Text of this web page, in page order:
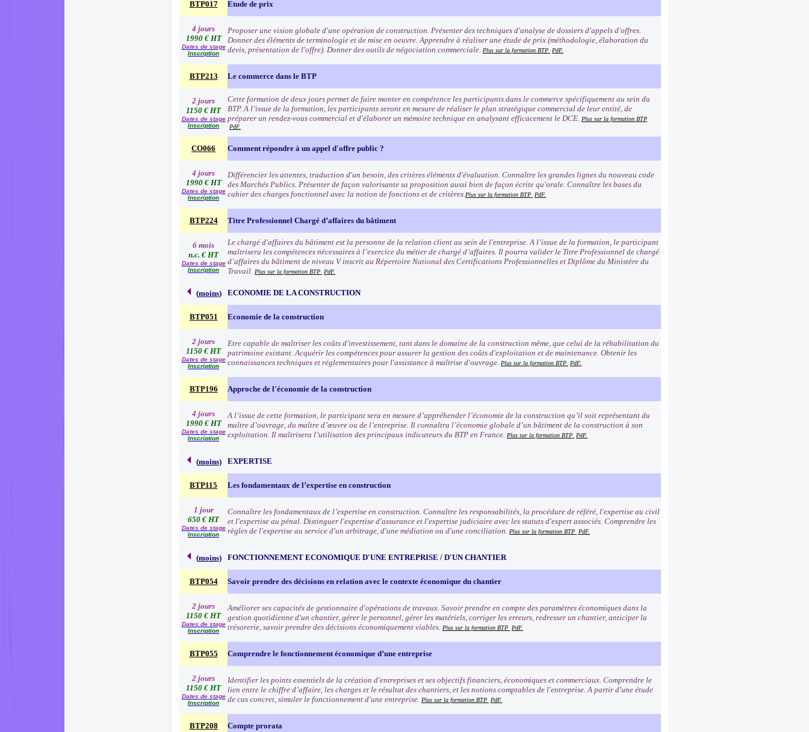
BTP017 Etude de prix
4 jours
1990 € HT
Dates de stage
Inscription
Proposer une vision globale d'une opération de construction. Présenter des techniques d'analyse de dossiers d'appels d'offres.
Donner des éléments de terminologie et de mise en oeuvre. Apprendre à réaliser une étude de prix (méthodologie, élaboration du
devis, présentation de l'offre). Donner des outils de négociation commerciale. Plus sur la formation BTP PdF.
BTP213 Le commerce dans le BTP
2 jours
1150 € HT
Dates de stage
Inscription
Cette formation de deux jours permet de faire monter en compétence les participants dans le commerce spécifiquement au sein du
BTP. A l’issue de la formation, les participants seront en mesure de réaliser le plan stratégique commercial de leur entité, de
préparer un rendez-vous commercial et d'élaborer un mémoire technique en analysant efficacement le DCE. Plus sur la formation BTP
PdF.
CO066 Comment répondre à un appel d'offre public ?
4 jours
1990 € HT
Dates de stage
Inscription
Différencier les attentes, traduction d'un besoin, des critères éléments d'évaluation. Connaître les grandes lignes du nouveau code
des Marchés Publics. Présenter de façon valorisante sa proposition aussi bien de façon écrite qu'orale. Connaître les bases du
cahier des charges fonctionnel avec la notion de fonctions et de critères.Plus sur la formation BTP PdF.
BTP224 Titre Professionnel Chargé d’affaires du bâtiment
6 mois
n.c. € HT
Dates de stage
Inscription
Le chargé d'affaires du bâtiment est la personne de la relation client au sein de l'entreprise. A l’issue de la formation, le participant
maîtrisera les compétences nécessaires à l’exercice du métier de chargé d’affaires. Il pourra valider le Titre Professionnel de chargé
d’affaires du bâtiment de niveau V inscrit au Répertoire National des Certifications Professionnelles et Diplôme du Ministère du
Travail. Plus sur la formation BTP PdF.
(moins) ECONOMIE DE LA CONSTRUCTION
BTP051 Economie de la construction
2 jours
1150 € HT
Dates de stage
Inscription
Etre capable de maîtriser les coûts d'investissement, tant dans le domaine de la construction même, que celui de la réhabilitation du
patrimoine existant. Acquérir les compétences pour assurer la gestion des coûts d'exploitation et de maintenance. Obtenir les
connaissances techniques et réglementaires pour l'assistance à maîtrise d'ouvrage. Plus sur la formation BTP PdF.
BTP196 Approche de l'économie de la construction
4 jours
1990 € HT
Dates de stage
Inscription
A l’issue de cette formation, le participant sera en mesure d’appréhender l’économie de la construction qu’il soit représentant du
maître d’ouvrage, du maître d’œuvre ou de l’entreprise. Il connaîtra l’économie globale d’un bâtiment de la construction à son
exploitation. Il maîtrisera l’utilisation des principaux indicateurs du BTP en France. Plus sur la formation BTP PdF.
(moins) EXPERTISE
BTP115 Les fondamentaux de l’expertise en construction
1 jour
650 € HT
Dates de stage
Inscription
Connaître les fondamentaux de l’expertise en construction. Connaître les responsabilités, la procédure de référé, l'expertise au civil
et l'expertise au pénal. Distinguer l'expertise d'assurance et l'expertise judiciaire avec les statuts d'expert associés. Comprendre les
règles de l'expertise au service d'un arbitrage, d'une médiation ou d'une conciliation. Plus sur la formation BTP PdF.
(moins) FONCTIONNEMENT ECONOMIQUE D'UNE ENTREPRISE / D'UN CHANTIER
BTP054 Savoir prendre des décisions en relation avec le contexte économique du chantier
2 jours
1150 € HT
Dates de stage
Inscription
Améliorer ses capacités de gestionnaire d'opérations de travaux. Savoir prendre en compte des paramètres économiques dans la
gestion quotidienne d'un chantier, gérer le personnel, gérer les matériels, corriger les erreurs, redresser un chantier, anticiper la
trésorerie, savoir prendre des décisions économiquement viables. Plus sur la formation BTP PdF.
BTP055 Comprendre le fonctionnement économique d’une entreprise
2 jours
1150 € HT
Dates de stage
Inscription
Identifier les points essentiels de la création d'entreprises et ses objectifs financiers, économiques et commerciaux. Comprendre le
lien entre le chiffre d’affaire, les charges et le résultat des chantiers, et les notions comptables de l'entreprise. A partir d'une étude
de cas concret, simuler le fonctionnement d'une entreprise. Plus sur la formation BTP PdF.
BTP208 Compte prorata